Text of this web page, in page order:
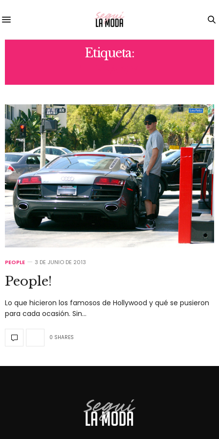
Etiqueta:
PEOPLE 3 DE JUNIO DE 2013
People!
Lo que hicieron los famosos de Hollywood y qué se pusieron
para cada ocasión. Sin…
0 SHARES